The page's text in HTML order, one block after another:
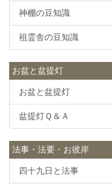
神棚の豆知識
祖霊舎の豆知識
お盆と盆提灯
お盆と盆提灯
盆提灯Ｑ＆Ａ
法事・法要・お彼岸
四十九日と法事